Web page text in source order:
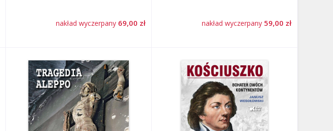
nakład wyczerpany 69,00 zł nakład wyczerpany 59,00 zł